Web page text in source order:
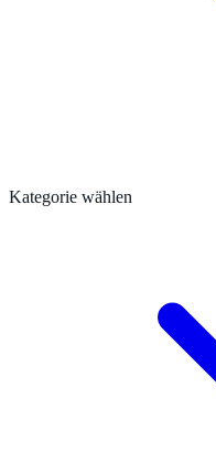
Kategorie wählen